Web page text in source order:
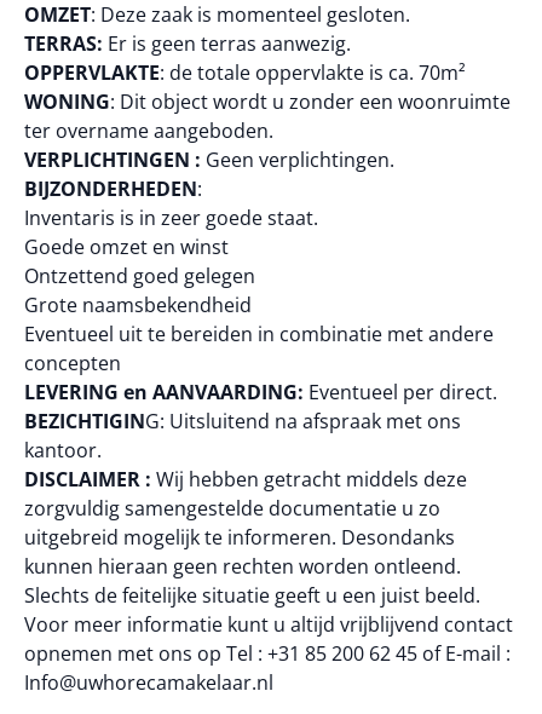
OMZET: Deze zaak is momenteel gesloten.
TERRAS: Er is geen terras aanwezig.
OPPERVLAKTE: de totale oppervlakte is ca. 70m²
WONING: Dit object wordt u zonder een woonruimte
ter overname aangeboden.
VERPLICHTINGEN : Geen verplichtingen.
BIJZONDERHEDEN:
Inventaris is in zeer goede staat.
Goede omzet en winst
Ontzettend goed gelegen
Grote naamsbekendheid
Eventueel uit te bereiden in combinatie met andere
concepten
LEVERING en AANVAARDING: Eventueel per direct.
BEZICHTIGING: Uitsluitend na afspraak met ons
kantoor.
DISCLAIMER : Wij hebben getracht middels deze
zorgvuldig samengestelde documentatie u zo
uitgebreid mogelijk te informeren. Desondanks
kunnen hieraan geen rechten worden ontleend.
Slechts de feitelijke situatie geeft u een juist beeld.
Voor meer informatie kunt u altijd vrijblijvend contact
opnemen met ons op Tel : +31 85 200 62 45 of E-mail :
Info@uwhorecamakelaar.nl